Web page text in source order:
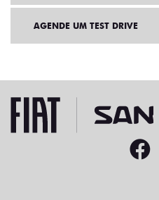
AGENDE UM TEST DRIVE